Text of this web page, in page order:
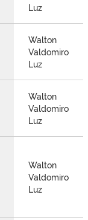
Luz
Walton
Valdomiro
Luz
Walton
Valdomiro
Luz
Walton
Valdomiro
Luz